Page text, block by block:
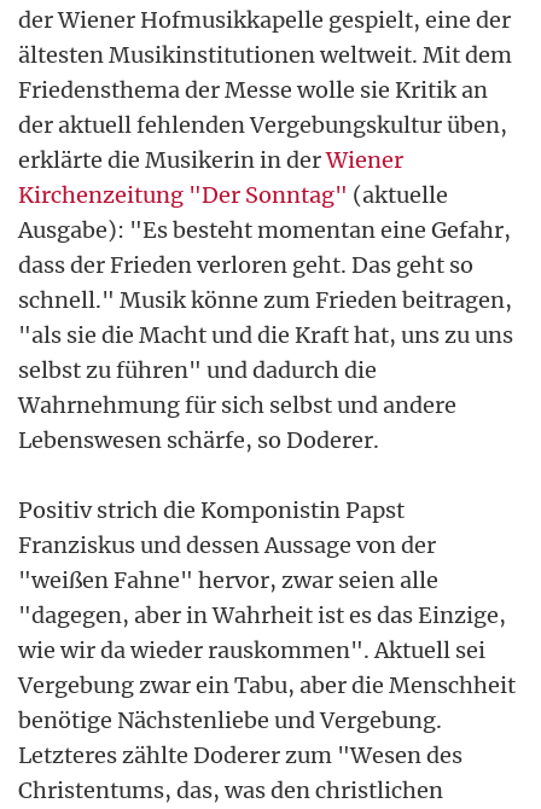
der Wiener Hofmusikkapelle gespielt, eine der
ältesten Musikinstitutionen weltweit. Mit dem
Friedensthema der Messe wolle sie Kritik an
der aktuell fehlenden Vergebungskultur üben,
erklärte die Musikerin in derWiener
Kirchenzeitung "Der Sonntag" (aktuelle
Ausgabe): "Es besteht momentan eine Gefahr,
dass der Frieden verloren geht. Das geht so
schnell." Musik könne zum Frieden beitragen,
"als sie die Macht und die Kraft hat, uns zu uns
selbst zu führen" und dadurch die
Wahrnehmung für sich selbst und andere
Lebenswesen schärfe, so Doderer.
Positiv strich die Komponistin Papst
Franziskus und dessen Aussage von der
"weißen Fahne" hervor, zwar seien alle
"dagegen, aber in Wahrheit ist es das Einzige,
wie wir da wieder rauskommen". Aktuell sei
Vergebung zwar ein Tabu, aber die Menschheit
benötige Nächstenliebe und Vergebung.
Letzteres zählte Doderer zum "Wesen des
Christentums, das, was den christlichen